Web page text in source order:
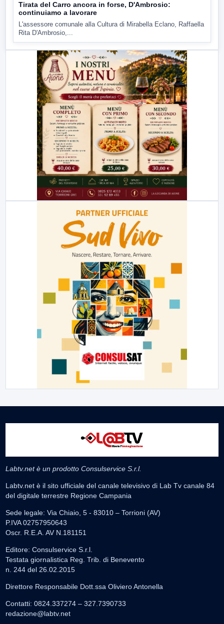
Tirata del Carro ancora in forse, D'Ambrosio:
continuiamo a lavorare
L'assessore comunale alla Cultura di Mirabella Eclano, Raffaella
Rita D'Ambrosio,...
Labtv.net è un prodotto Consulservice S.r.l.
Labtv.net è il sito ufficiale del canale televisivo di Lab Tv canale 84
del digitale terrestre Regione Campania
Sede legale: Via Chiaio, 5 - 83010 – Torrioni (AV)
P.IVA 02757950643
Oscr. R.E.A. AV N.181151
Editore: Consulservice S.r.l.
Testata giornalistica Reg. Trib. di Benevento
n. 244 del 26.02.2015
Direttore Responsabile Dott.ssa Oliviero Antonella
Contatti: 0824.337274 – 327.7390733
redazione@labtv.net